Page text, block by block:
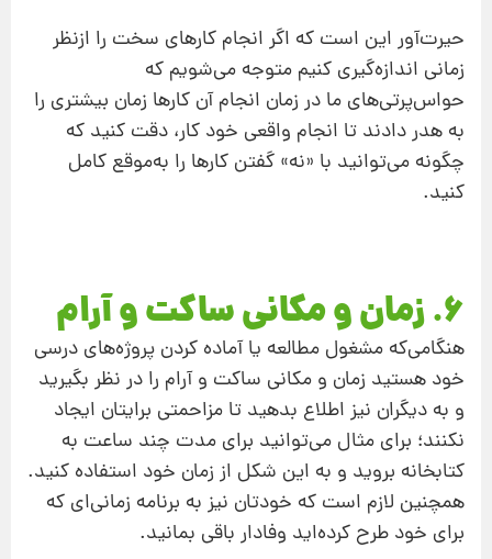
حیرت‌آور این است که اگر انجام کارهای سخت را ازنظر
زمانی اندازه‌گیری کنیم متوجه می‌شویم که
حواس‌پرتی‌های ما در زمان انجام آن کارها زمان بیشتری را
به هدر دادند تا انجام واقعی خود کار، دقت کنید که
چگونه می‌توانید با «نه» گفتن کارها را به‌‌موقع کامل
کنید.
6. زمان و مکانی ساکت و آرام
هنگامی‌‌که مشغول مطالعه یا آماده کردن پروژه‌های درسی
خود هستید زمان و مکانی ساکت و آرام را در نظر بگیرید
و به دیگران نیز اطلاع بدهید تا مزاحمتی برایتان ایجاد
نکنند؛ برای مثال می‌توانید برای مدت چند ساعت به
کتابخانه بروید و به این شکل از زمان خود استفاده کنید.
همچنین لازم است که خودتان نیز به برنامه‌ زمانی‌ای که
برای خود طرح کرده‌اید وفادار باقی بمانید.